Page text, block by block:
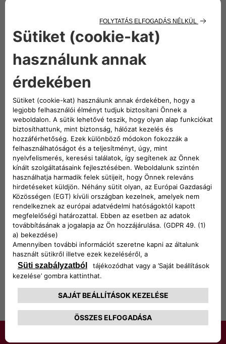
Gumiabroncsok
Légkondicionáló
rendszer
Vezérmű
Tengelykapcsoló Hűtőrendszer
Visszapillantó
tükrök